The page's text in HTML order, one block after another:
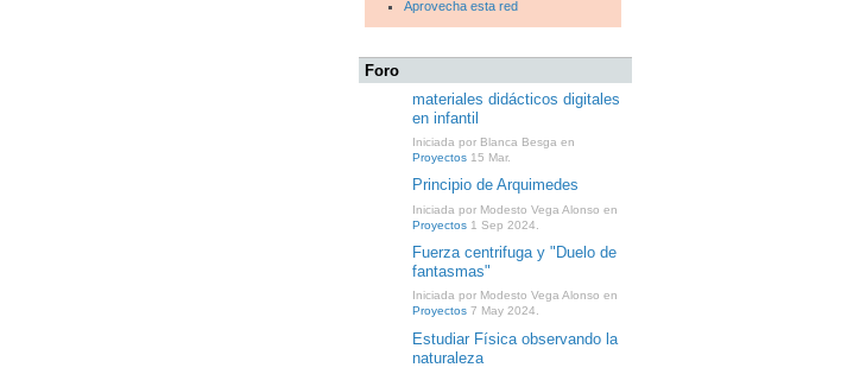
Aprovecha esta red
Foro
materiales didácticos digitales
en infantil
Iniciada por Blanca Besga en
Proyectos 15 Mar.
Principio de Arquimedes
Iniciada por Modesto Vega Alonso en
Proyectos 1 Sep 2024.
Fuerza centrifuga y "Duelo de
fantasmas"
Iniciada por Modesto Vega Alonso en
Proyectos 7 May 2024.
Estudiar Física observando la
naturaleza